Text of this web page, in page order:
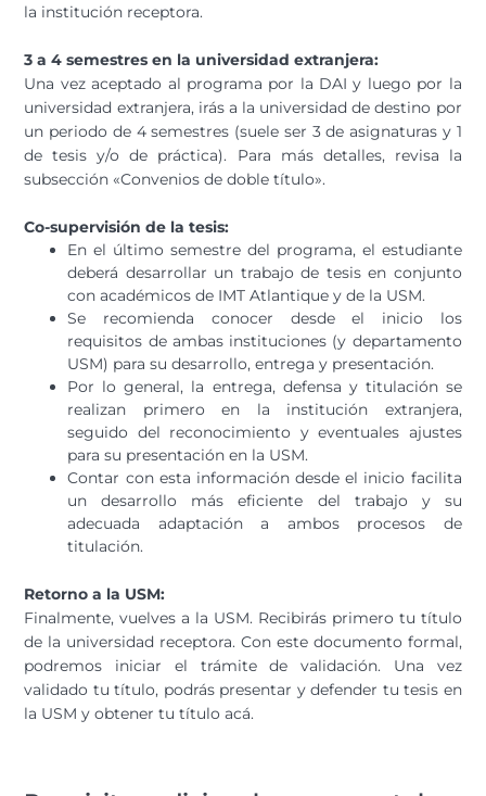
la institución receptora.
3 a 4 semestres en la universidad extranjera:
Una vez aceptado al programa por la DAI y luego por la
universidad extranjera, irás a la universidad de destino por
un periodo de 4 semestres (suele ser 3 de asignaturas y 1
de tesis y/o de práctica). Para más detalles, revisa la
subsección «Convenios de doble título».
Co-supervisión de la tesis:
En el último semestre del programa, el estudiante
deberá desarrollar un trabajo de tesis en conjunto
con académicos de IMT Atlantique y de la USM.
Se recomienda conocer desde el inicio los
requisitos de ambas instituciones (y departamento
USM) para su desarrollo, entrega y presentación.
Por lo general, la entrega, defensa y titulación se
realizan primero en la institución extranjera,
seguido del reconocimiento y eventuales ajustes
para su presentación en la USM.
Contar con esta información desde el inicio facilita
un desarrollo más eficiente del trabajo y su
adecuada adaptación a ambos procesos de
titulación.
Retorno a la USM:
Finalmente, vuelves a la USM. Recibirás primero tu título
de la universidad receptora. Con este documento formal,
podremos iniciar el trámite de validación. Una vez
validado tu título, podrás presentar y defender tu tesis en
la USM y obtener tu título acá.